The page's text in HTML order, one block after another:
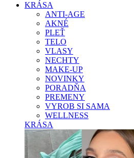
KRÁSA
ANTI-AGE
AKNÉ
PLEŤ
TELO
VLASY
NECHTY
MAKE-UP
NOVINKY
PORADŇA
PREMENY
VYROB SI SAMA
WELLNESS
KRÁSA